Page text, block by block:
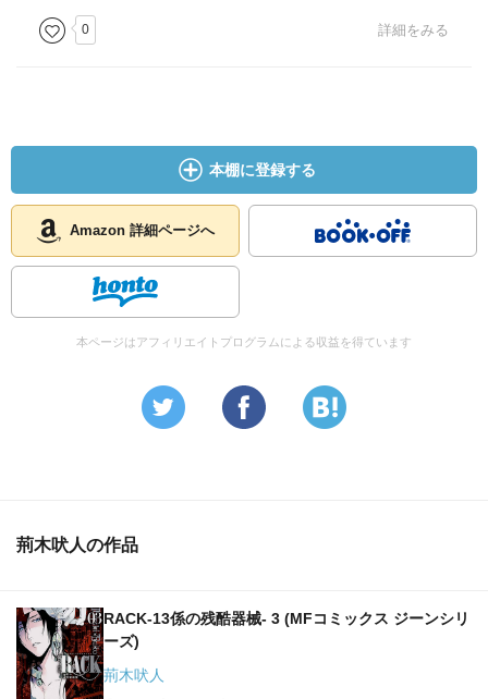
0 詳細をみる
本棚に登録する
Amazon 詳細ページへ
本ページはアフィリエイトプログラムによる収益を得ています
荊木吠人の作品
RACK‐13係の残酷器械‐ 3 (MFコミックス ジーンシリ
ーズ)
荊木吠人